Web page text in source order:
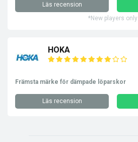
Läs recension
*New players only
HOKA
Främsta märke för dämpade löparskor
Läs recension